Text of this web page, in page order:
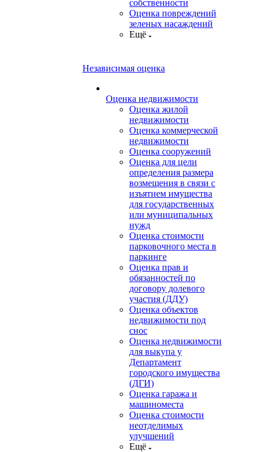
собственности
Оценка повреждений
зеленых насаждений
Ещё
Независимая оценка
Оценка недвижимости
Оценка жилой
недвижимости
Оценка коммерческой
недвижимости
Оценка сооружений
Оценка для цели
определения размера
возмещения в связи с
изъятием имущества
для государственных
или муниципальных
нужд
Оценка стоимости
парковочного места в
паркинге
Оценка прав и
обязанностей по
договору долевого
участия (ДДУ)
Оценка объектов
недвижимости под
снос
Оценка недвижимости
для выкупа у
Департамент
городского имущества
(ДГИ)
Оценка гаража и
машиноместа
Оценка стоимости
неотделимых
улучшений
Ещё